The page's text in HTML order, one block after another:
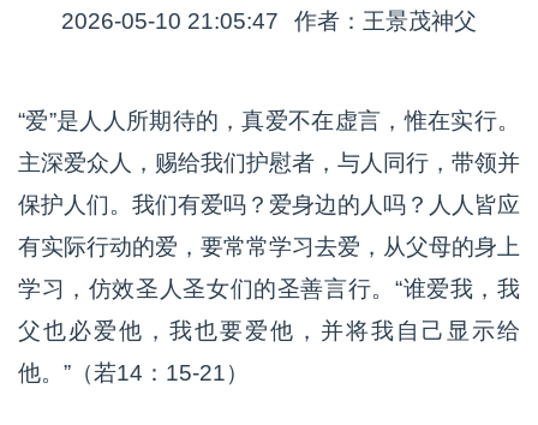
2026-05-10 21:05:47 作者：王景茂神父
“爱”是人人所期待的，真爱不在虚言，惟在实行。
主深爱众人，赐给我们护慰者，与人同行，带领并
保护人们。我们有爱吗？爱身边的人吗？人人皆应
有实际行动的爱，要常常学习去爱，从父母的身上
学习，仿效圣人圣女们的圣善言行。“谁爱我，我
父也必爱他，我也要爱他，并将我自己显示给
他。”（若14：15-21）